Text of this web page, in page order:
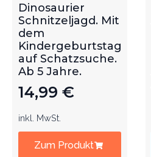
Dinosaurier
Schnitzeljagd. Mit
dem
Kindergeburtstag
auf Schatzsuche.
Ab 5 Jahre.
14,99 €
inkl. MwSt.
Zum Produkt